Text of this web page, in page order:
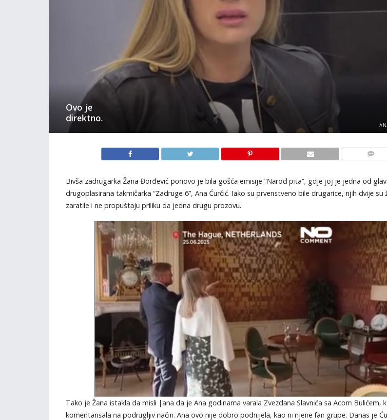
Ovo je
direktno.
Bivša zadrugarka Žana Đorđević ponovo je bila gošća emisije “Narod pita”, gdje joj je jedna od
drugoplasirana takmičarka “Zadruge 6”, Ana Ćurčić. Iako su prvenstveno bile drugarice, njih dvije su
zaratile i ne propuštaju priliku da jedna drugu prozovu.
Tako je Žana istakla da misli |ana da je Ana godinama varala Zvezdana Slavnića sa Acom Bulićem,
komentarisala na podrugljiv način. Ana ovo nije dobro podnijela, kao ni njene fan grupe. Danas je